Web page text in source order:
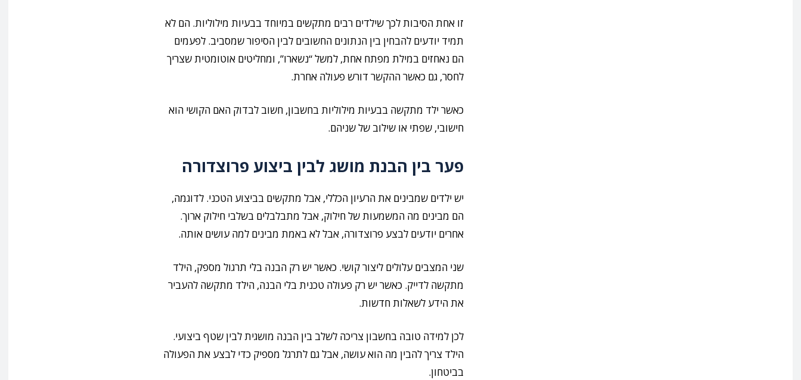
זו אחת הסיבות לכך שילדים רבים מתקשים במיוחד בבעיות מילוליות. הם לא
תמיד יודעים להבחין בין הנתונים החשובים לבין הסיפור שמסביב. לפעמים
הם נאחזים במילת מפתח אחת, למשל “נשארו”, ומחליטים אוטומטית שצריך
לחסר, גם כאשר ההקשר דורש פעולה אחרת.
כאשר ילד מתקשה בבעיות מילוליות בחשבון, חשוב לבדוק האם הקושי הוא
חישובי, שפתי או שילוב של שניהם.
פער בין הבנת מושג לבין ביצוע פרוצדורה
יש ילדים שמבינים את הרעיון הכללי, אבל מתקשים בביצוע הטכני. לדוגמה,
הם מבינים מה המשמעות של חילוק, אבל מתבלבלים בשלבי חילוק ארוך.
אחרים יודעים לבצע פרוצדורה, אבל לא באמת מבינים למה עושים אותה.
שני המצבים עלולים ליצור קושי. כאשר יש רק הבנה בלי תרגול מספק, הילד
מתקשה לדייק. כאשר יש רק פעולה טכנית בלי הבנה, הילד מתקשה להעביר
את הידע לשאלות חדשות.
לכן למידה טובה בחשבון צריכה לשלב בין הבנה מושגית לבין שטף ביצועי.
הילד צריך להבין מה הוא עושה, אבל גם לתרגל מספיק כדי לבצע את הפעולה
בביטחון.